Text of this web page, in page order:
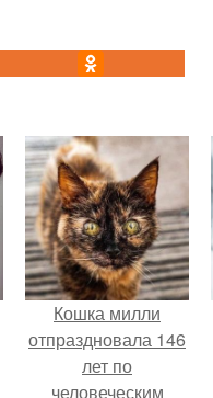
Кошка милли
отпраздновала 146
лет по
человеческим